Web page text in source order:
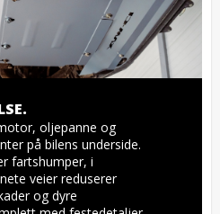
oljepanne og
på bilens underside.
fartshumper, i
veier reduserer
og dyre